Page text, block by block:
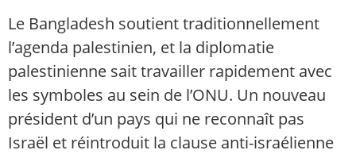
Le Bangladesh soutient traditionnellement
l’agenda palestinien, et la diplomatie
palestinienne sait travailler rapidement avec
les symboles au sein de l’ONU. Un nouveau
président d’un pays qui ne reconnaît pas
Israël et réintroduit la clause anti-israélienne